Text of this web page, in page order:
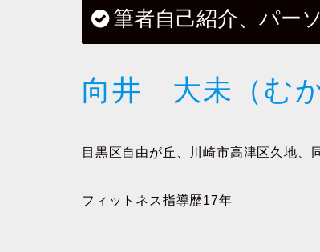
筆者自己紹介、パー
向井 大未（む
目黒区自由が丘、川崎市高津区久地、
フィットネス指導歴17年